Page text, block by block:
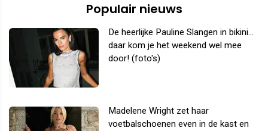
Populair nieuws
De heerlijke Pauline Slangen in bikini...
daar kom je het weekend wel mee
door! (foto's)
Madelene Wright zet haar
voetbalschoenen even in de kast en